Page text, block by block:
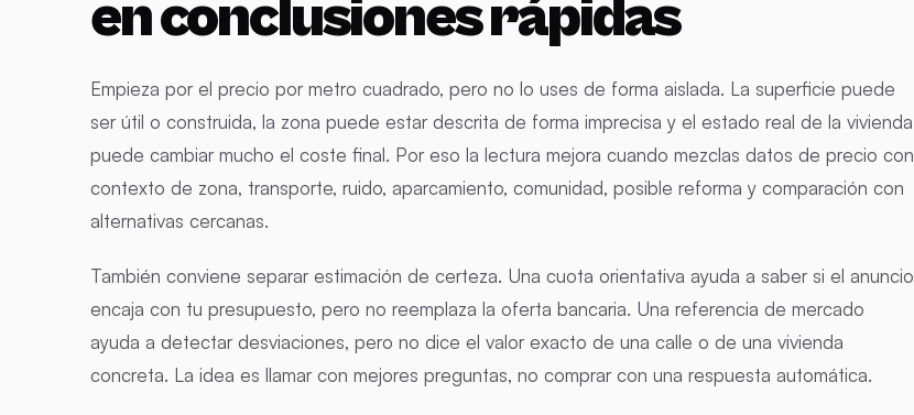
en conclusiones rápidas
Empieza por el precio por metro cuadrado, pero no lo uses de forma aislada. La superficie puede
ser útil o construida, la zona puede estar descrita de forma imprecisa y el estado real de la vivienda
puede cambiar mucho el coste final. Por eso la lectura mejora cuando mezclas datos de precio con
contexto de zona, transporte, ruido, aparcamiento, comunidad, posible reforma y comparación con
alternativas cercanas.
También conviene separar estimación de certeza. Una cuota orientativa ayuda a saber si el anuncio
encaja con tu presupuesto, pero no reemplaza la oferta bancaria. Una referencia de mercado
ayuda a detectar desviaciones, pero no dice el valor exacto de una calle o de una vivienda
concreta. La idea es llamar con mejores preguntas, no comprar con una respuesta automática.